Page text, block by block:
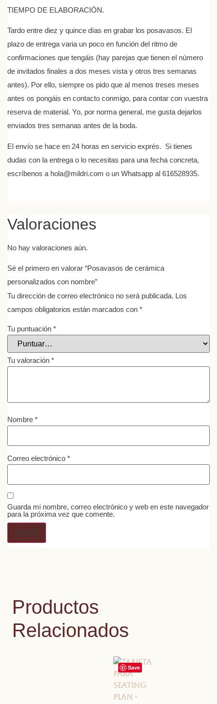
TIEMPO DE ELABORACIÓN.
Tardo entre diez y quince días en grabar los posavasos. El
plazo de entrega varia un poco en función del ritmo de
confirmaciones que tengáis (hay parejas que tienen el número
de invitados finales a dos meses vista y otros tres semanas
antes). Por ello, siempre os pido que al menos treses meses
antes os pongáis en contacto conmigo, para contar con vuestra
reserva de material. Yo, por norma general, me gusta dejarlos
enviados tres semanas antes de la boda.
El envío se hace en 24 horas en servicio exprés. Si tienes
dudas con la entrega o lo necesitas para una fecha concreta,
escríbenos a hola@mildri.com o un Whatsapp al 616528935.
Valoraciones
No hay valoraciones aún.
Sé el primero en valorar “Posavasos de cerámica
personalizados con nombre”
Tu dirección de correo electrónico no será publicada. Los
campos obligatorios están marcados con *
Tu puntuación *
Tu valoración *
Nombre *
Correo electrónico *
Guarda mi nombre, correo electrónico y web en este navegador
para la próxima vez que comente.
Productos
Relacionados
Save